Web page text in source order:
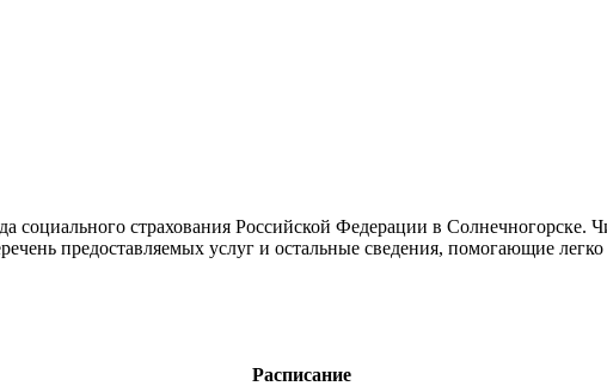
страхования Российской Федерации в Солнечногорске.
предоставляемых услуг и остальные сведения, помогающие
Расписание